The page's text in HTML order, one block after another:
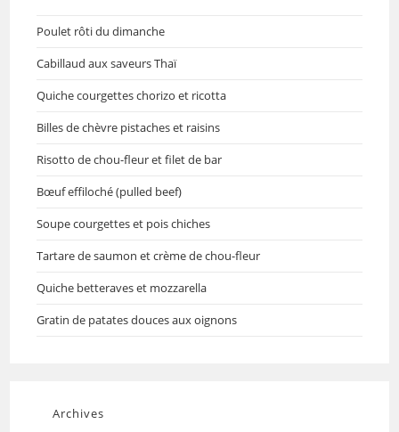
Poulet rôti du dimanche
Cabillaud aux saveurs Thaï
Quiche courgettes chorizo et ricotta
Billes de chèvre pistaches et raisins
Risotto de chou-fleur et filet de bar
Bœuf effiloché (pulled beef)
Soupe courgettes et pois chiches
Tartare de saumon et crème de chou-fleur
Quiche betteraves et mozzarella
Gratin de patates douces aux oignons
Archives